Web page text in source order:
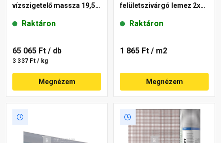
vízszigetelő massza 19,5
Raktáron
65 065 Ft / db
3 337 Ft / kg
Megnézem
felületszivárgó lemez 2x30
Raktáron
1 865 Ft / m2
Megnézem